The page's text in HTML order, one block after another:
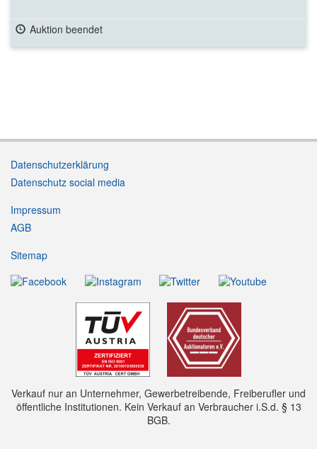
Auktion beendet
Datenschutzerklärung
Datenschutz social media
Impressum
AGB
Sitemap
Verkauf nur an Unternehmer, Gewerbetreibende, Freiberufler und
öffentliche Institutionen. Kein Verkauf an Verbraucher i.S.d. § 13
BGB.